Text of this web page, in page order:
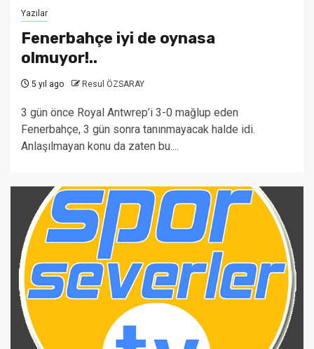
Yazılar
Fenerbahçe iyi de oynasa
olmuyor!..
5 yıl ago Resul ÖZSARAY
3 gün önce Royal Antwrep’i 3-0 mağlup eden
Fenerbahçe, 3 gün sonra tanınmayacak halde idi.
Anlaşılmayan konu da zaten bu....